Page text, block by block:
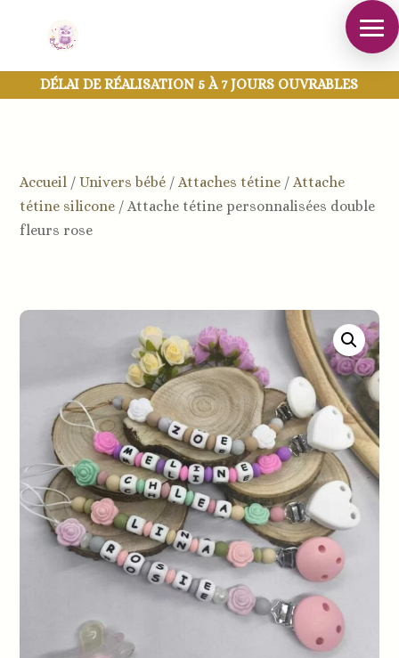
DÉLAI DE RÉALISATION 5 À 7 JOURS OUVRABLES
Accueil /Univers bébé /Attaches tétine /Attache
tétine silicone /Attache tétine personnalisées double
fleurs rose